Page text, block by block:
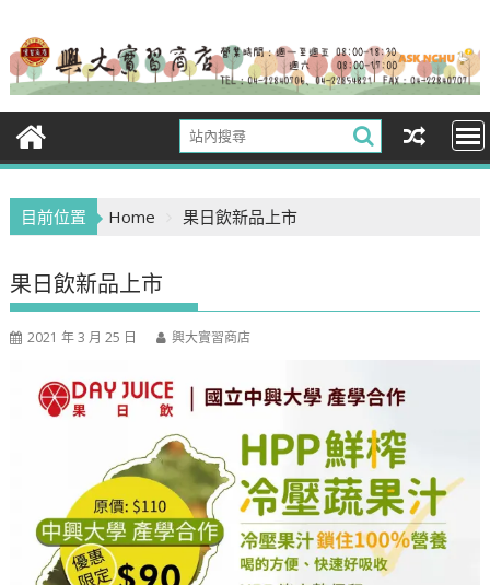
content
目前位置 Home 果日飲新品上市
果日飲新品上市
2021 年 3 月 25 日 興大實習商店